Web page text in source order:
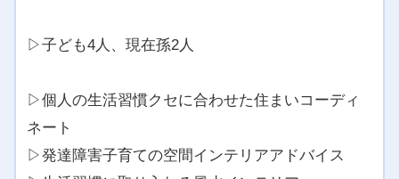
▷子ども4人、現在孫2人
▷個人の生活習慣クセに合わせた住まいコーディ
ネート
▷発達障害子育ての空間インテリアアドバイス